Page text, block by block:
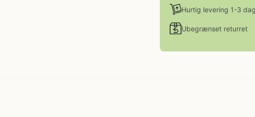
Hurtig levering 1-3
Ubegrænset returret